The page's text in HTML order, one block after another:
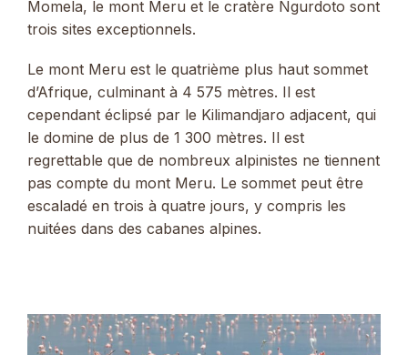
Momela, le mont Meru et le cratère Ngurdoto sont
trois sites exceptionnels.
Le mont Meru est le quatrième plus haut sommet
d’Afrique, culminant à 4 575 mètres. Il est
cependant éclipsé par le Kilimandjaro adjacent, qui
le domine de plus de 1 300 mètres. Il est
regrettable que de nombreux alpinistes ne tiennent
pas compte du mont Meru. Le sommet peut être
escaladé en trois à quatre jours, y compris les
nuitées dans des cabanes alpines.